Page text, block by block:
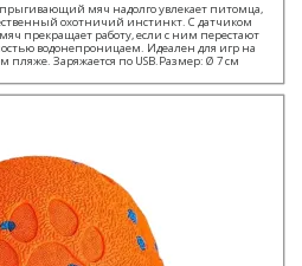
мяч надолго увлекает питомца,
охотничий инстинкт. С датчиком
прекращает работу, если с ним перестают
водонепроницаем. Идеален для игр на
пляже. Заряжается по USB.Размер: Ø 7 см